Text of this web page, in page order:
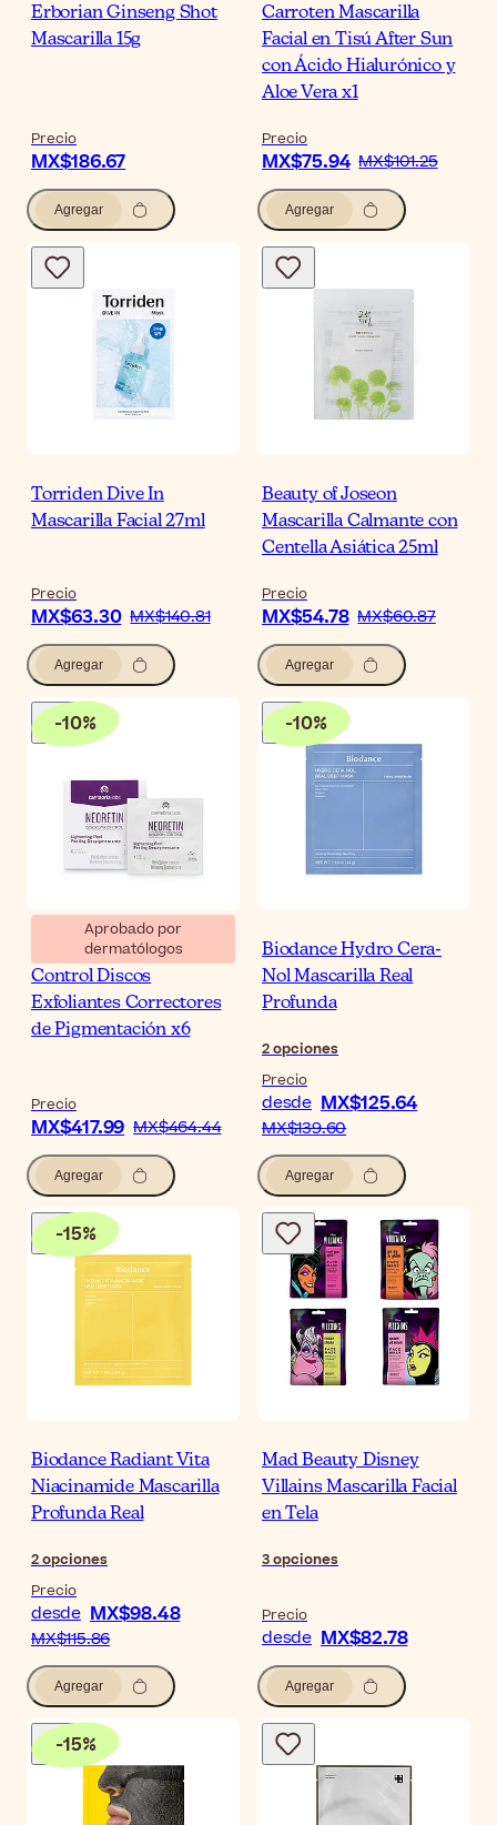
Erborian Ginseng Shot
Mascarilla 15g
Precio
MX$186.67
Agregar
Carroten Mascarilla
Facial en Tisú After Sun
con Ácido Hialurónico y
Aloe Vera x1
Precio
MX$75.94 MX$101.25
Agregar
Torriden Dive In
Mascarilla Facial 27ml
Precio
MX$63.30 MX$140.81
Agregar
Beauty of Joseon
Mascarilla Calmante con
Centella Asiática 25ml
Precio
MX$54.78 MX$60.87
Agregar
-10%
Aprobado por
dermatólogos
Neoretin Discrom
Control Discos
Exfoliantes Correctores
de Pigmentación x6
Precio
MX$417.99 MX$464.44
Agregar
-10%
Biodance Hydro Cera-
Nol Mascarilla Real
Profunda
2opciones
Precio
desde MX$125.64
MX$139.60
Agregar
-15%
Biodance Radiant Vita
Niacinamide Mascarilla
Profunda Real
2opciones
Precio
desde MX$98.48
MX$115.86
Agregar
Mad Beauty Disney
Villains Mascarilla Facial
en Tela
3opciones
Precio
desde MX$82.78
Agregar
-15%